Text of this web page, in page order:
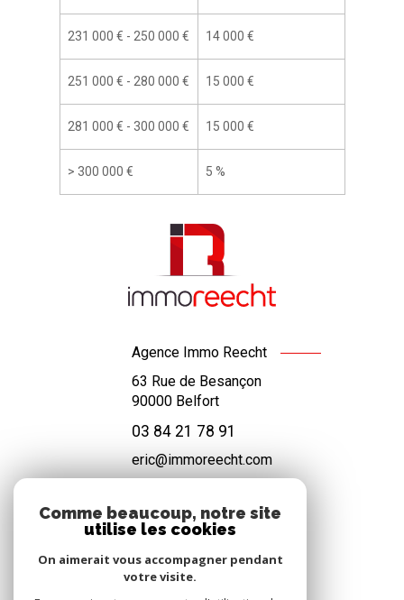
231 000 € - 250 000 € 14 000 €
251 000 € - 280 000 € 15 000 €
281 000 € - 300 000 € 15 000 €
> 300 000 € 5 %
Agence Immo Reecht
63 Rue de Besançon
90000 Belfort
03 84 21 78 91
eric@immoreecht.com
NOS RÉSEAUX
Nous suivre
Comme beaucoup, notre site
utilise les cookies
On aimerait vous accompagner pendant
votre visite.